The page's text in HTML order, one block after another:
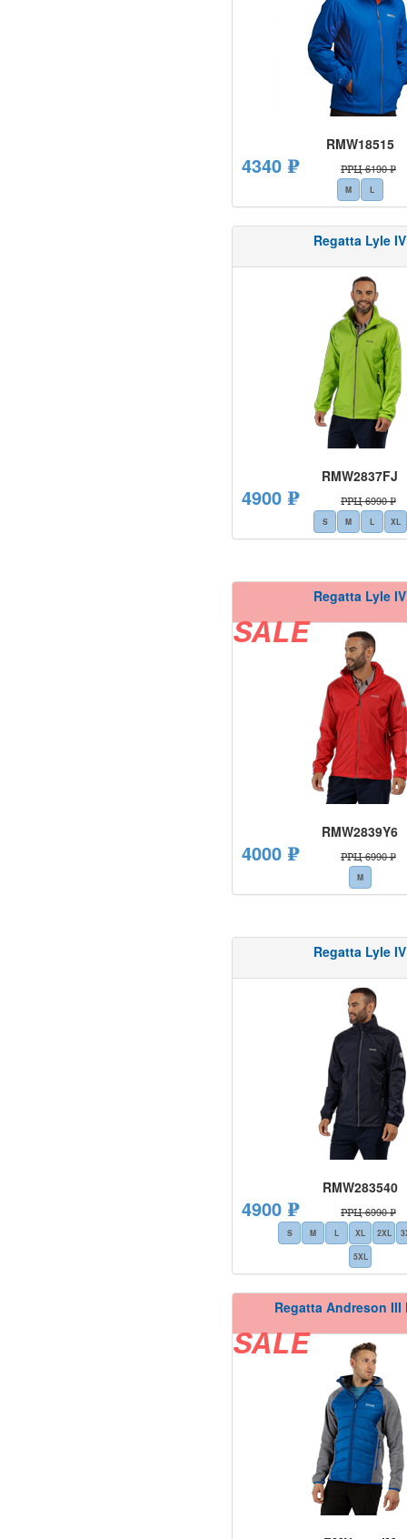
RMW18515
4340 ₽ РРЦ 6190 ₽
M L
Regatta Lyle IV
RMW2837FJ
4900 ₽ РРЦ 6990 ₽
S M L XL
Regatta Lyle IV
SALE
RMW2839Y6
4000 ₽ РРЦ 6990 ₽
M
Regatta Lyle IV
RMW283540
4900 ₽ РРЦ 6990 ₽
S M L XL 2XL
5XL
Regatta Andreson III
SALE